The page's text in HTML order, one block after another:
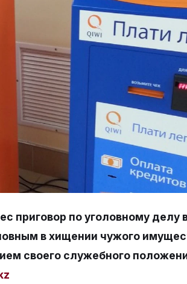
приговор по уголовному делу
в хищении чужого
своего служебного